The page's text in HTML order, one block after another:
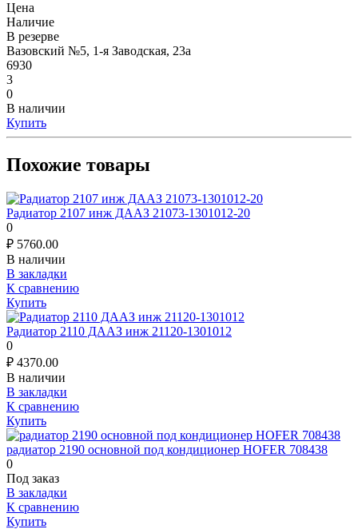
Цена
Наличие
В резерве
Вазовский №5, 1-я Заводская, 23а
6930
3
0
В наличии
Купить
Похожие товары
Радиатор 2107 инж ДААЗ 21073-1301012-20
0
₽ 5760.00
В наличии
В закладки
К сравнению
Купить
Радиатор 2110 ДААЗ инж 21120-1301012
0
₽ 4370.00
В наличии
В закладки
К сравнению
Купить
радиатор 2190 основной под кондиционер HOFER 708438
0
Под заказ
В закладки
К сравнению
Купить